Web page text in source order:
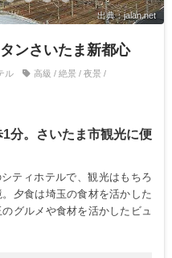
出典：jalan.net
ンさいたま新都心
ル 高級 / 絶景 / 夜景 /
分。さいたま市観光に便
ティホテルで、観光はもちろ
夕食は埼玉の食材を活かした
グルメや食材を活かしたビュ